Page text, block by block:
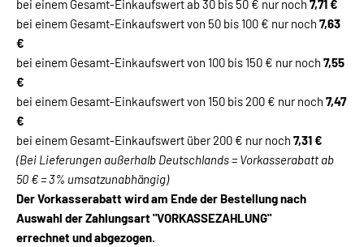
bei einem Gesamt-Einkaufswert ab 30 bis 50 € nur noch 7,71 €
bei einem Gesamt-Einkaufswert von 50 bis 100 € nur noch 7,63
€
bei einem Gesamt-Einkaufswert von 100 bis 150 € nur noch 7,55
€
bei einem Gesamt-Einkaufswert von 150 bis 200 € nur noch 7,47
€
bei einem Gesamt-Einkaufswert über 200 € nur noch 7,31 €
(Bei Lieferungen außerhalb Deutschlands = Vorkasserabatt ab
50 € = 3% umsatzunabhängig)
Der Vorkasserabatt wird am Ende der Bestellung nach
Auswahl der Zahlungsart "VORKASSEZAHLUNG"
errechnet und abgezogen.